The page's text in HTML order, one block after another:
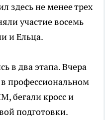
здесь не менее трех
участие восемь
и Ельца.
в два этапа. Вчера
профессиональном
бегали кросс и
подготовки.